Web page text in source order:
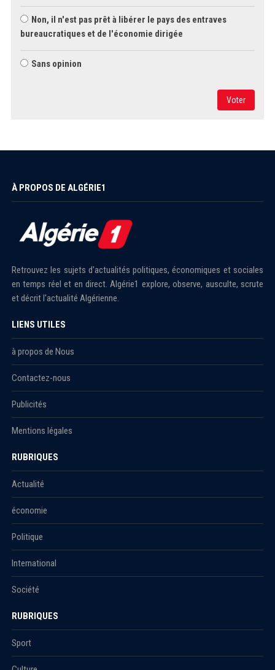
Non, il n'est pas prêt à libérer le pays des entraves
bureaucratiques et de l'économie dirigée
Sans opinion
Voter
À PROPOS DE ALGÉRIE1
Retrouvez les sujets d'actualités politiques, économiques et sociales
en temps réel et en direct. Algérie1 explore, observe, ausculte, scrute
et décrit l'actualité Algérienne.
LIENS UTILES
à propos de Nous
Contactez-nous
Publicités
Mentions légales
RUBRIQUES
Actualité
économie
Politique
International
Société
RUBRIQUES
Sport